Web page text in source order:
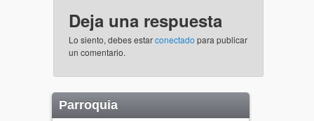
Deja una respuesta
Lo siento, debes estarconectado para publicar
un comentario.
Parroquia